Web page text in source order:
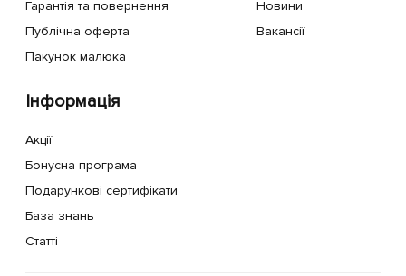
Гарантія та повернення
Публічна оферта
Пакунок малюка
Новини
Вакансії
Інформація
Акції
Бонусна програма
Подарункові сертифікати
База знань
Статті